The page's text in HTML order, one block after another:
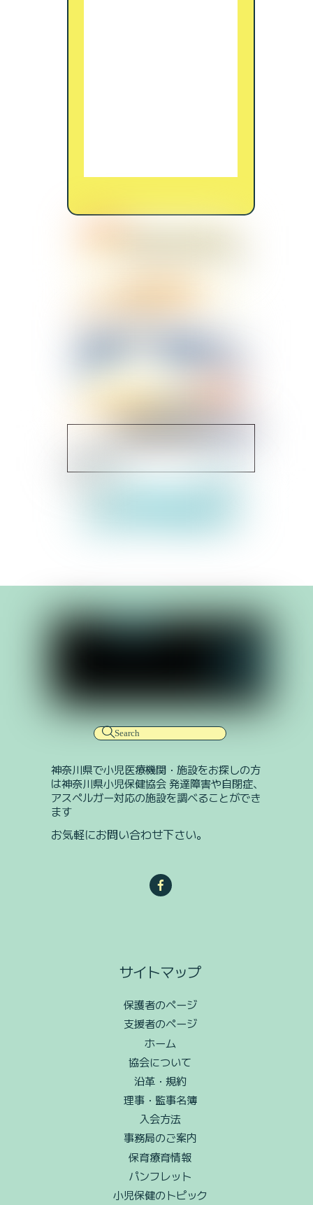
神奈川県で小児医療機関・施設をお探しの方
は神奈川県小児保健協会 発達障害や自閉症、
アスペルガー対応の施設を調べることができ
ます
お気軽にお問い合わせ下さい。
Facebook
サイトマップ
保護者のページ
支援者のページ
ホーム
協会について
沿革・規約
理事・監事名簿
入会方法
事務局のご案内
保育療育情報
パンフレット
小児保健のトピック